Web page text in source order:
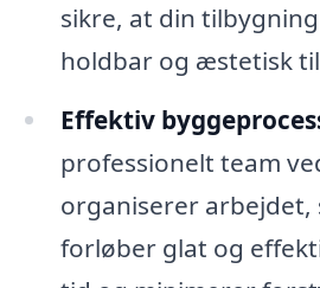
sikre, at din
holdbar og æstetisk
Effektiv
professionelt team
organiserer arbejdet,
forløber glat og